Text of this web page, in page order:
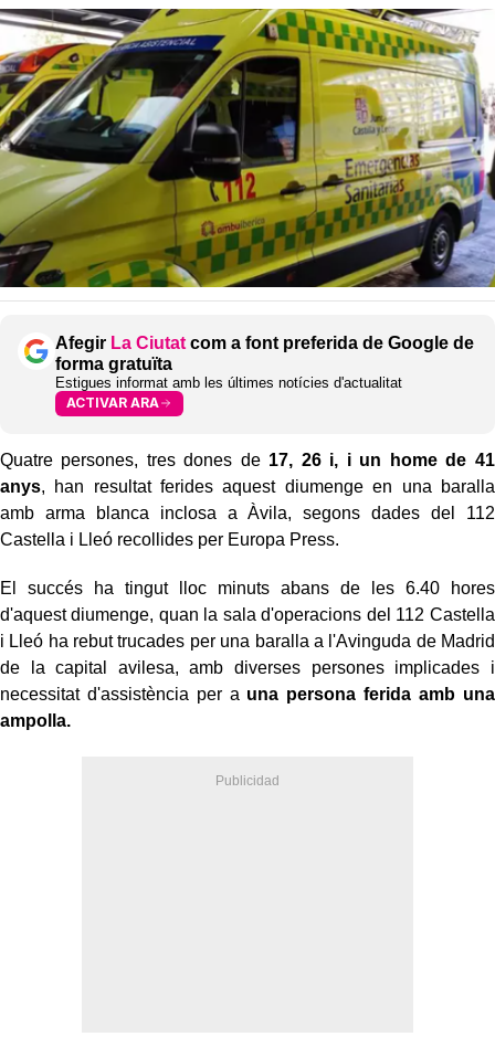
Afegir La Ciutat com a font preferida de Google de
forma gratuïta
Estigues informat amb les últimes notícies d'actualitat
ACTIVAR ARA
Quatre persones, tres dones de 17, 26 i, i un home de 41
anys, han resultat ferides aquest diumenge en una baralla
amb arma blanca inclosa a Àvila, segons dades del 112
Castella i Lleó recollides per Europa Press.
El succés ha tingut lloc minuts abans de les 6.40 hores
d'aquest diumenge, quan la sala d'operacions del 112 Castella
i Lleó ha rebut trucades per una baralla a l'Avinguda de Madrid
de la capital avilesa, amb diverses persones implicades i
necessitat d'assistència per a una persona ferida amb una
ampolla.